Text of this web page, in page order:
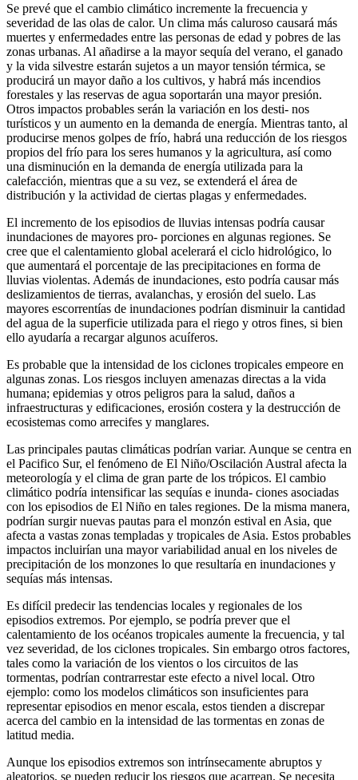
Se prevé que el cambio climático incremente la frecuencia y
severidad de las olas de calor. Un clima más caluroso causará más
muertes y enfermedades entre las personas de edad y pobres de las
zonas urbanas. Al añadirse a la mayor sequía del verano, el ganado
y la vida silvestre estarán sujetos a un mayor tensión térmica, se
producirá un mayor daño a los cultivos, y habrá más incendios
forestales y las reservas de agua soportarán una mayor presión.
Otros impactos probables serán la variación en los desti- nos
turísticos y un aumento en la demanda de energía. Mientras tanto, al
producirse menos golpes de frío, habrá una reducción de los riesgos
propios del frío para los seres humanos y la agricultura, así como
una disminución en la demanda de energía utilizada para la
calefacción, mientras que a su vez, se extenderá el área de
distribución y la actividad de ciertas plagas y enfermedades.
El incremento de los episodios de lluvias intensas podría causar
inundaciones de mayores pro- porciones en algunas regiones. Se
cree que el calentamiento global acelerará el ciclo hidrológico, lo
que aumentará el porcentaje de las precipitaciones en forma de
lluvias violentas. Además de inundaciones, esto podría causar más
deslizamientos de tierras, avalanchas, y erosión del suelo. Las
mayores escorrentías de inundaciones podrían disminuir la cantidad
del agua de la superficie utilizada para el riego y otros fines, si bien
ello ayudaría a recargar algunos acuíferos.
Es probable que la intensidad de los ciclones tropicales empeore en
algunas zonas. Los riesgos incluyen amenazas directas a la vida
humana; epidemias y otros peligros para la salud, daños a
infraestructuras y edificaciones, erosión costera y la destrucción de
ecosistemas como arrecifes y manglares.
Las principales pautas climáticas podrían variar. Aunque se centra en
el Pacifico Sur, el fenómeno de El Niño/Oscilación Austral afecta la
meteorología y el clima de gran parte de los trópicos. El cambio
climático podría intensificar las sequías e inunda- ciones asociadas
con los episodios de El Niño en tales regiones. De la misma manera,
podrían surgir nuevas pautas para el monzón estival en Asia, que
afecta a vastas zonas templadas y tropicales de Asia. Estos probables
impactos incluirían una mayor variabilidad anual en los niveles de
precipitación de los monzones lo que resultaría en inundaciones y
sequías más intensas.
Es difícil predecir las tendencias locales y regionales de los
episodios extremos. Por ejemplo, se podría prever que el
calentamiento de los océanos tropicales aumente la frecuencia, y tal
vez severidad, de los ciclones tropicales. Sin embargo otros factores,
tales como la variación de los vientos o los circuitos de las
tormentas, podrían contrarrestar este efecto a nivel local. Otro
ejemplo: como los modelos climáticos son insuficientes para
representar episodios en menor escala, estos tienden a discrepar
acerca del cambio en la intensidad de las tormentas en zonas de
latitud media.
Aunque los episodios extremos son intrínsecamente abruptos y
aleatorios, se pueden reducir los riesgos que acarrean. Se necesita